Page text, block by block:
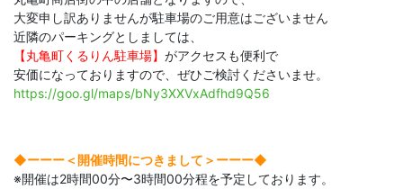
大変申し訳ありませんが駐車場のご用意はございません
近隣のパーキングとしましては、
【丸亀町くるりん駐車場】 がアクセスも便利で
安価になっておりますので、ぜひご検討くださいませ。
https://goo.gl/maps/bNy3XXVxAdfhd9Q56
◆ーーー＜開催時間につきまして＞ーーー◆
※開催は2時間00分〜3時間00分程を予定しております。